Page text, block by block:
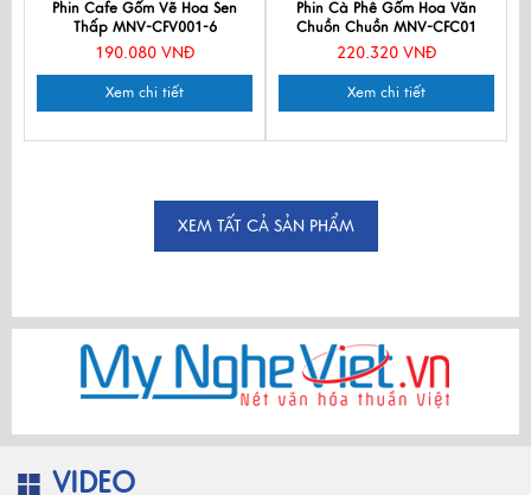
Phin Cafe Gốm Vẽ Hoa Sen
Thấp MNV-CFV001-6
190.080 VNĐ
Xem chi tiết
Phin Cà Phê Gốm Hoa Văn
Chuồn Chuồn MNV-CFC01
220.320 VNĐ
Xem chi tiết
XEM TẤT CẢ SẢN PHẨM
VIDEO